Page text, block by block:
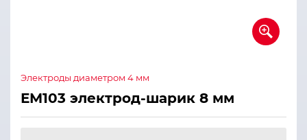
Электроды диаметром 4 мм
ЕМ103 электрод-шарик 8 мм